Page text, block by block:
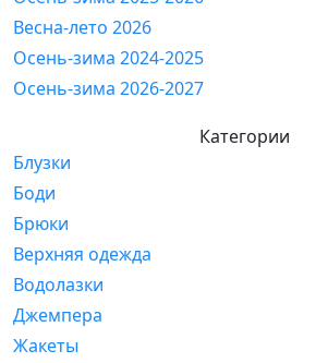
Весна-лето 2026
Осень-зима 2024-2025
Осень-зима 2026-2027
Категории
Блузки
Боди
Брюки
Верхняя одежда
Водолазки
Джемпера
Жакеты